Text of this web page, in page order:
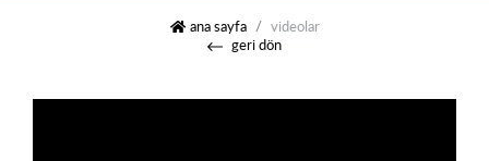
ana sayfaufuk medya
videolar
geri dön